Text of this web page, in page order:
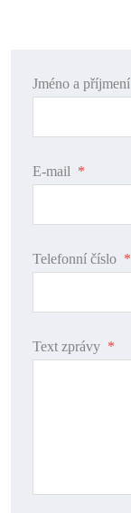
Jméno a příjmení
E-mail *
Telefonní číslo *
Text zprávy *